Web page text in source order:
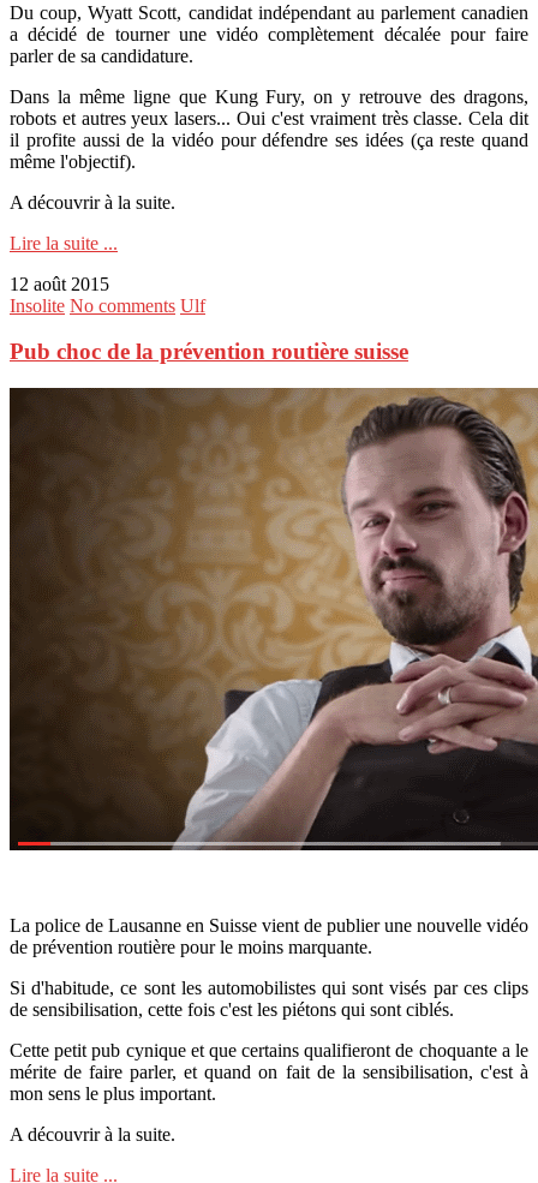
Du coup, Wyatt Scott, candidat indépendant au parlement canadien
a décidé de tourner une vidéo complètement décalée pour faire
parler de sa candidature.
Dans la même ligne que Kung Fury, on y retrouve des dragons,
robots et autres yeux lasers... Oui c'est vraiment très classe. Cela dit
il profite aussi de la vidéo pour défendre ses idées (ça reste quand
même l'objectif).
A découvrir à la suite.
Lire la suite ...
12 août 2015
Insolite No comments Ulf
Pub choc de la prévention routière suisse
La police de Lausanne en Suisse vient de publier une nouvelle vidéo
de prévention routière pour le moins marquante.
Si d'habitude, ce sont les automobilistes qui sont visés par ces clips
de sensibilisation, cette fois c'est les piétons qui sont ciblés.
Cette petit pub cynique et que certains qualifieront de choquante a le
mérite de faire parler, et quand on fait de la sensibilisation, c'est à
mon sens le plus important.
A découvrir à la suite.
Lire la suite ...